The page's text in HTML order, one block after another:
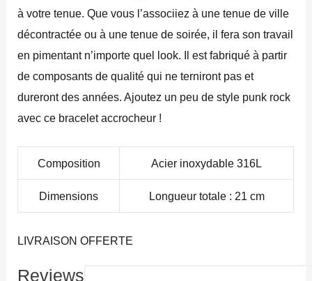
à votre tenue. Que vous l’associiez à une tenue de ville
décontractée ou à une tenue de soirée, il fera son travail
en pimentant n’importe quel look. Il est fabriqué à partir
de composants de qualité qui ne terniront pas et
dureront des années. Ajoutez un peu de style punk rock
avec ce bracelet accrocheur !
Composition Acier inoxydable 316L
Dimensions Longueur totale : 21 cm
LIVRAISON OFFERTE
Reviews